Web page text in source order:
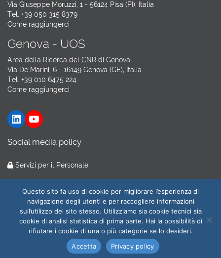
Via Giuseppe Moruzzi, 1 - 56124 Pisa (PI), Italia
Tel. +39 050 315 8379
Come raggiungerci
Genova - UOS
Area della Ricerca del CNR di Genova
Via De Marini, 6 - 16149 Genova (GE), Italia
Tel. +39 010 6475 224
Come raggiungerci
LinkedIn YouTube
Social media policy
Servizi per il Personale
© 2026CNR-ILCAll Rights Reserved.
Amministrazione trasparente|Privacy e cookie policy
Master:webmaster@ilc.cnr.it
Questo sito fa uso di cookie per migliorare l’esperienza di
navigazione degli utenti e per raccogliere informazioni
sull’utilizzo del sito stesso. Utilizziamo sia cookie tecnici sia
cookie di analisi statistica di prima parte. Hai la possibilità di
rifiutare i cookie di una o più categorie se lo desideri.
Accetta
Privacy policy